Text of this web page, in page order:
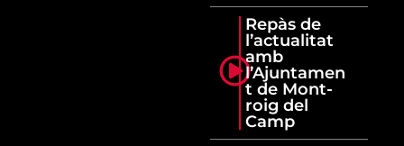
Repàs de
l’actualitat
amb
l’Ajuntamen
t de Mont-
roig del
Camp